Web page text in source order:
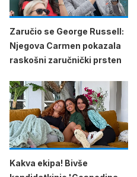
Zaručio se George Russell:
Njegova Carmen pokazala
raskošni zaručnički prsten
Kakva ekipa! Bivše